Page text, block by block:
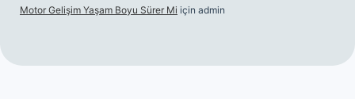
Motor Gelişim Yaşam Boyu Sürer Mi için admin